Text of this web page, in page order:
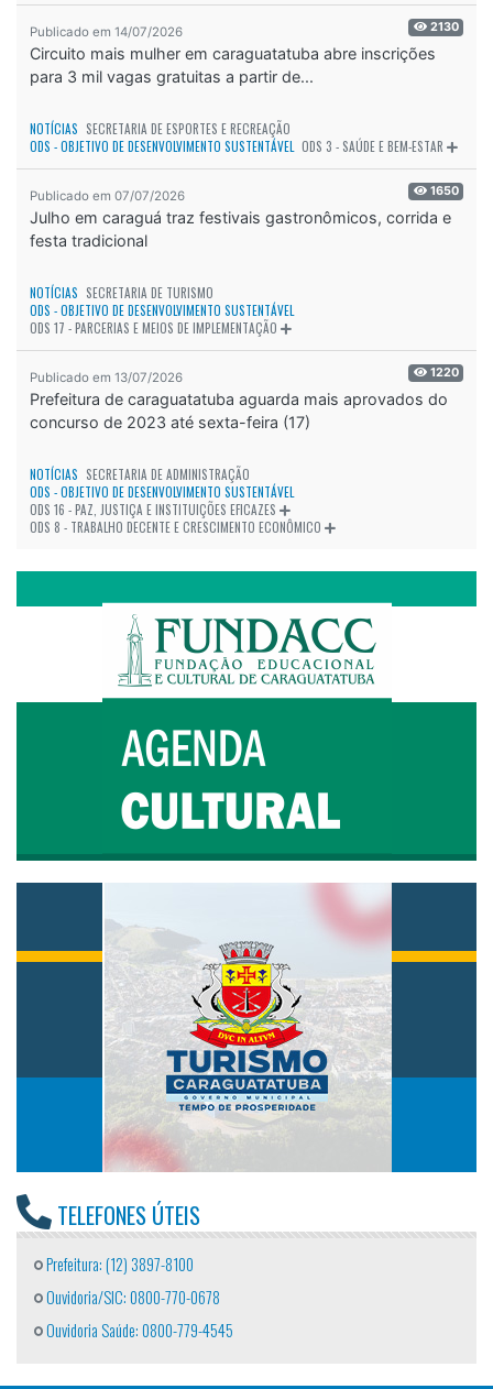
Publicado em 14/07/2026 2130
Circuito mais mulher em caraguatatuba abre inscrições
para 3 mil vagas gratuitas a partir de...
NOTÍCIAS SECRETARIA DE ESPORTES E RECREAÇÃO
ODS - OBJETIVO DE DESENVOLVIMENTO SUSTENTÁVEL ODS 3 - SAÚDE E BEM-ESTAR
Publicado em 07/07/2026 1650
Julho em caraguá traz festivais gastronômicos, corrida e
festa tradicional
NOTÍCIAS SECRETARIA DE TURISMO
ODS - OBJETIVO DE DESENVOLVIMENTO SUSTENTÁVEL
ODS 17 - PARCERIAS E MEIOS DE IMPLEMENTAÇÃO
Publicado em 13/07/2026 1220
Prefeitura de caraguatatuba aguarda mais aprovados do
concurso de 2023 até sexta-feira (17)
NOTÍCIAS SECRETARIA DE ADMINISTRAÇÃO
ODS - OBJETIVO DE DESENVOLVIMENTO SUSTENTÁVEL
ODS 16 - PAZ, JUSTIÇA E INSTITUIÇÕES EFICAZES
ODS 8 - TRABALHO DECENTE E CRESCIMENTO ECONÔMICO
TELEFONES ÚTEIS
Prefeitura: (12) 3897-8100
Ouvidoria/SIC: 0800-770-0678
Ouvidoria Saúde: 0800-779-4545